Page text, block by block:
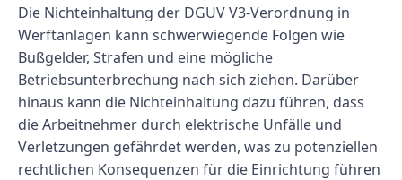
Die Nichteinhaltung der DGUV V3-Verordnung in
Werftanlagen kann schwerwiegende Folgen wie
Bußgelder, Strafen und eine mögliche
Betriebsunterbrechung nach sich ziehen. Darüber
hinaus kann die Nichteinhaltung dazu führen, dass
die Arbeitnehmer durch elektrische Unfälle und
Verletzungen gefährdet werden, was zu potenziellen
rechtlichen Konsequenzen für die Einrichtung führen